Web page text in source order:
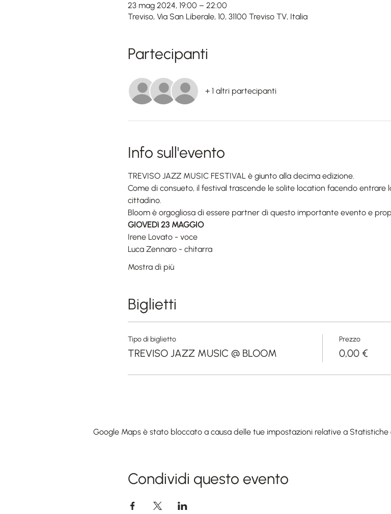
23 mag 2024, 19:00 – 22:00
Treviso, Via San Liberale, 10, 31100 Treviso TV, Italia
Partecipanti
+ 1 altri partecipanti
Info sull'evento
TREVISO JAZZ MUSIC FESTIVAL è giunto alla decima edizione.
Come di consueto, il festival trascende le solite location facendo entrare
cittadino.
Bloom è orgogliosa di essere partner di questo importante evento e
GIOVEDì 23 MAGGIO
Irene Lovato - voce
Luca Zennaro - chitarra
Mostra di più
Biglietti
Tipo di biglietto
TREVISO JAZZ MUSIC @ BLOOM
Prezzo
0,00 €
Google Maps è stato bloccato a causa delle tue impostazioni relative a Statistiche
Condividi questo evento